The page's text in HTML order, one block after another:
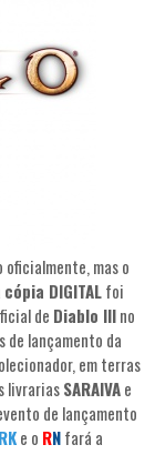
mas o
cópia DIGITALfoi
de Diablo IIIno
de lançamento da
em terras
livrariasSARAIVAe
de lançamento
e o RNfará a